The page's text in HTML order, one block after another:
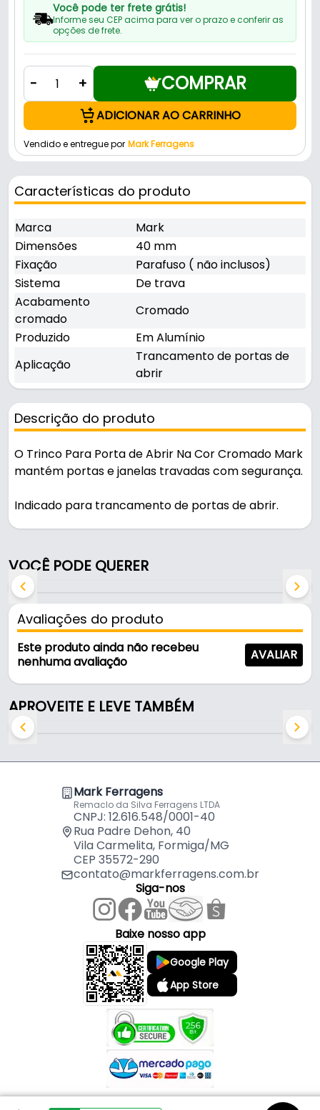
Você pode ter frete grátis!
Informe seu CEP acima para ver o prazo e conferir as
opções de frete.
- + COMPRAR
ADICIONAR AO CARRINHO
Vendido e entregue por Mark Ferragens
Características do produto
Marca
Mark
Dimensões
40 mm
Fixação
Parafuso ( não inclusos)
Sistema
De trava
Acabamento
cromado
Cromado
Produzido
Em Alumínio
Aplicação
Trancamento de portas de
abrir
Descrição do produto
O Trinco Para Porta de Abrir Na Cor Cromado Mark
mantém portas e janelas travadas com segurança.
Indicado para trancamento de portas de abrir.
Características:
- Marca: Mark
- Dimensões: 40 mm
- Fixação: Parafuso ( não inclusos)
- Sistema: De trava
- Acabamento cromado: Cromado
- Aplicação: Trancamento de portas de abrir
Indicado para:
VOCÊ PODE QUERER
Avaliações do produto
Este produto ainda não recebeu
nenhuma avaliação
AVALIAR
APROVEITE E LEVE TAMBÉM
Mark Ferragens
Remaclo da Silva Ferragens LTDA
CNPJ: 12.616.548/0001-40
Rua Padre Dehon, 40
Vila Carmelita, Formiga/MG
CEP 35572-290
contato@markferragens.com.br
Siga-nos
Baixe nosso app
Google Play
App Store